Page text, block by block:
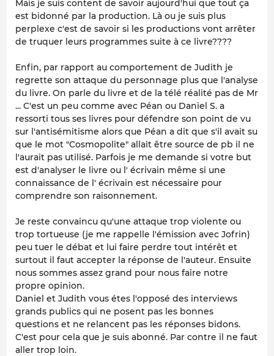
Mais je suis content de savoir aujourd'hui que tout ça
est bidonné par la production. Là ou je suis plus
perplexe c'est de savoir si les productions vont arrêter
de truquer leurs programmes suite à ce livre????
Enfin, par rapport au comportement de Judith je
regrette son attaque du personnage plus que l'analyse
du livre. On parle du livre et de la télé réalité pas de Mr
... C'est un peu comme avec Péan ou Daniel S. a
ressorti tous ses livres pour défendre son point de vu
sur l'antisémitisme alors que Péan a dit que s'il avait su
que le mot "Cosmopolite" allait être source de pb il ne
l'aurait pas utilisé. Parfois je me demande si votre but
est d'analyser le livre ou l' écrivain même si une
connaissance de l' écrivain est nécessaire pour
comprendre son raisonnement.
Je reste convaincu qu'une attaque trop violente ou
trop tortueuse (je me rappelle l'émission avec Jofrin)
peu tuer le débat et lui faire perdre tout intérêt et
surtout il faut accepter la réponse de l'auteur. Ensuite
nous sommes assez grand pour nous faire notre
propre opinion.
Daniel et Judith vous étes l'opposé des interviews
grands publics qui ne posent pas les bonnes
questions et ne relancent pas les réponses bidons.
C'est pour cela que je suis abonné. Par contre il ne faut
aller trop loin.